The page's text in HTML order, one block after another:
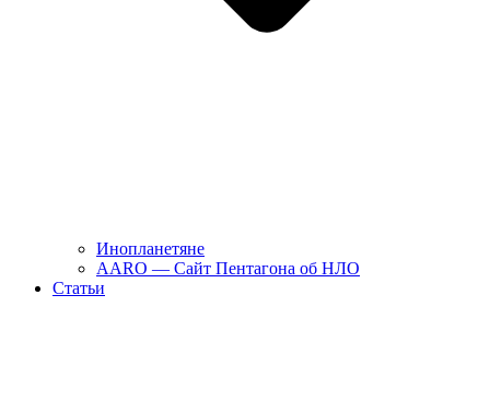
Инопланетяне
AARO — Сайт Пентагона об НЛО
Статьи